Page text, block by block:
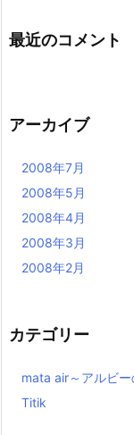
最近のコメント
アーカイブ
2008年7月
2008年5月
2008年4月
2008年3月
2008年2月
カテゴリー
mata air～アルビー
Titik